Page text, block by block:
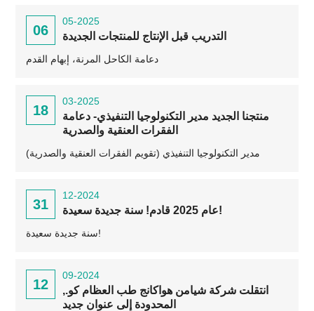
06
05-2025
التدريب قبل الإنتاج للمنتجات الجديدة
دعامة الكاحل المرنة، إبهام القدم
18
03-2025
منتجنا الجديد مدير التكنولوجيا التنفيذي- دعامة
الفقرات العنقية والصدرية
مدير التكنولوجيا التنفيذي (تقويم الفقرات العنقية والصدرية)
31
12-2024
عام 2025 قادم! سنة جديدة سعيدة!
سنة جديدة سعيدة!
12
09-2024
انتقلت شركة شيامن هواكانج طب العظام كو.,
المحدودة إلى عنوان جديد